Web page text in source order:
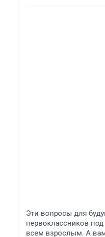
Эти вопросы для
первоклассников
всем взрослым. А